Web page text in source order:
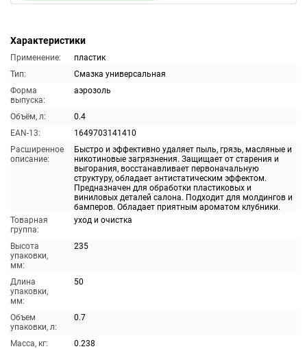
Характеристики
Применение:
пластик
Тип:
Смазка универсальная
Форма
выпуска:
аэрозоль
Объём, л:
0.4
EAN-13:
1649703141410
Расширенное
описание:
Быстро и эффективно удаляет пыль, грязь, масляные и
никотиновые загрязнения. Защищает от старения и
выгорания, восстанавливает первоначальную
структуру, обладает антистатическим эффектом.
Предназначен для обработки пластиковых и
виниловых деталей салона. Подходит для молдингов и
бамперов. Обладает приятным ароматом клубники.
Товарная
группа:
уход и очистка
Высота
упаковки,
мм:
235
Длина
упаковки,
мм:
50
Объем
упаковки, л:
0.7
Масса, кг:
0.238